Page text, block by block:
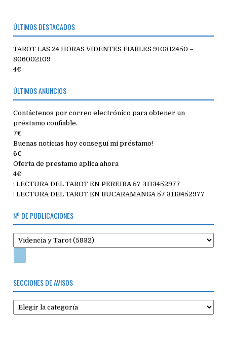
ÚLTIMOS DESTACADOS
TAROT LAS 24 HORAS VIDENTES FIABLES 910312450 –
806002109
4€
ÚLTIMOS ANUNCIOS
Contáctenos por correo electrónico para obtener un
préstamo confiable.
7€
Buenas noticias hoy conseguí mi préstamo!
6€
Oferta de prestamo aplica ahora
4€
: LECTURA DEL TAROT EN PEREIRA 57 3113452977
: LECTURA DEL TAROT EN BUCARAMANGA 57 3113452977
Nº DE PUBLICACIONES
SECCIONES DE AVISOS
Secciones
de